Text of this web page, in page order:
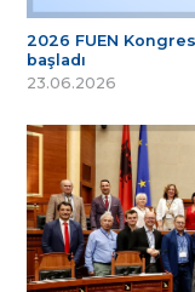
2026 FUEN
başladı
23.06.2026